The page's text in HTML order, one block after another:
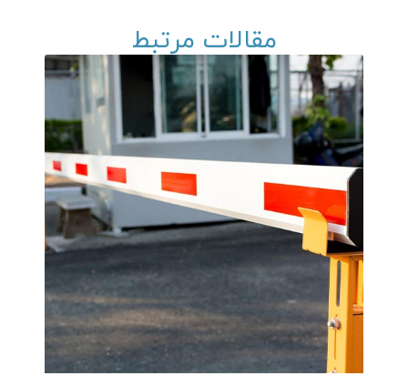
مقالات مرتبط